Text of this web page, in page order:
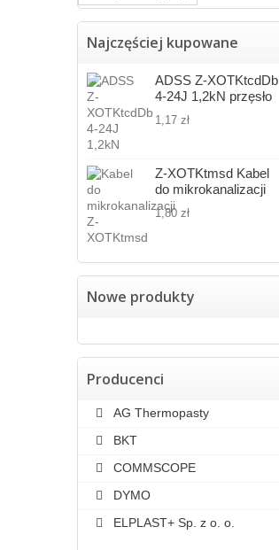
Najczęściej kupowane
ADSS Z-XOTKtcdDb
4-24J 1,2kN przęsło
80m
1,17 zł
Z-XOTKtmsd Kabel
do mikrokanalizacji
1,80 zł
Nowe produkty
Producenci
AG Thermopasty
BKT
COMMSCOPE
DYMO
ELPLAST+ Sp. z o. o.